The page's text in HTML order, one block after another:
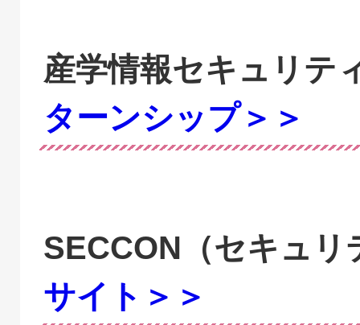
産学情報セキュリテ
ターンシップ＞＞
SECCON（セキュ
サイト＞＞